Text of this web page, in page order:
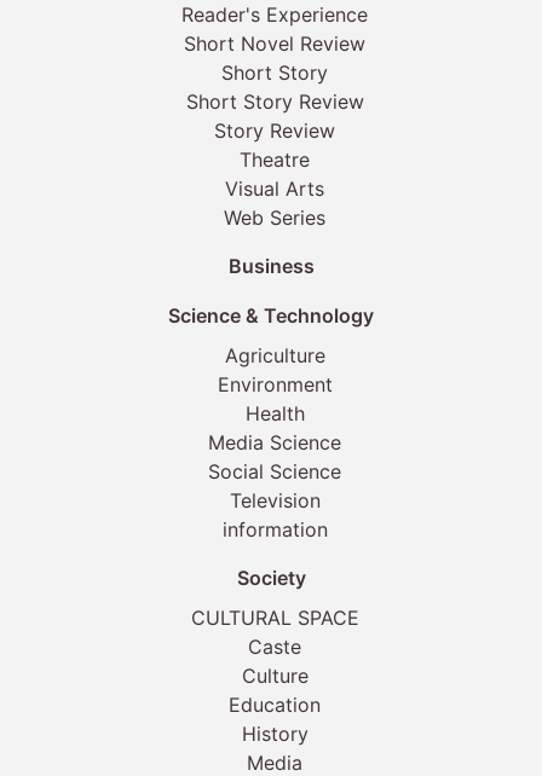
Reader's Experience
Short Novel Review
Short Story
Short Story Review
Story Review
Theatre
Visual Arts
Web Series
Business
Science & Technology
Agriculture
Environment
Health
Media Science
Social Science
Television
information
Society
CULTURAL SPACE
Caste
Culture
Education
History
Media